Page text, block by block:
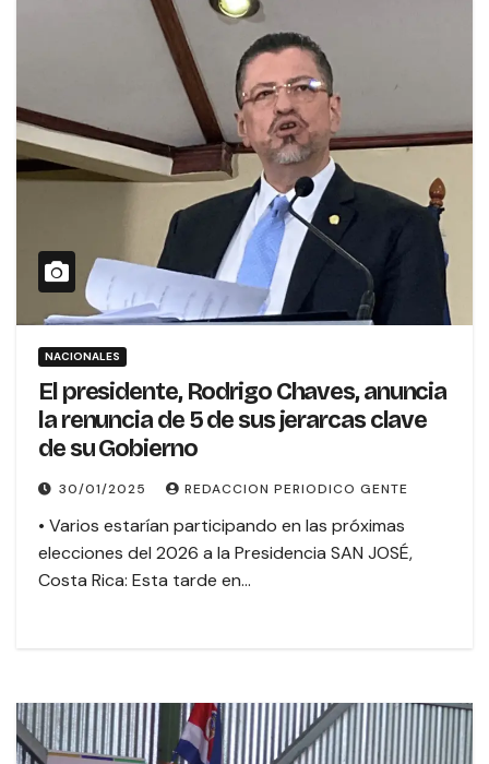
NACIONALES
El presidente, Rodrigo Chaves, anuncia
la renuncia de 5 de sus jerarcas clave
de su Gobierno
30/01/2025 REDACCION PERIODICO GENTE
• Varios estarían participando en las próximas
elecciones del 2026 a la Presidencia SAN JOSÉ,
Costa Rica: Esta tarde en…